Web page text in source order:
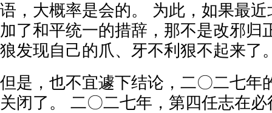
语，大概率是会的。 为此，如果最
加了和平统一的措辞，那不是改邪归
狼发现自己的爪、牙不利狠不起来了
但是，也不宜遽下结论，二〇二七年
关闭了。 二〇二七年，第四任志在